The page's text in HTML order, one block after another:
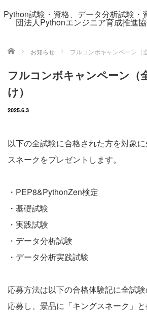
Python試験・資格、データ分析試験・
団法人Pythonエンジニア育成推進
ホーム お知らせ フルコンボキャンペーン（
フルコンボキャンペーン（
け）
2025.6.3
以下の全試験に合格された方を対象
スネークをプレゼントします。
・PEP8&PythonZen検定
・基礎試験
・実践試験
・データ分析試験
・データ分析実践試験
応募方法は以下の合格体験記に全試
応募し、景品に「キングスネーク」